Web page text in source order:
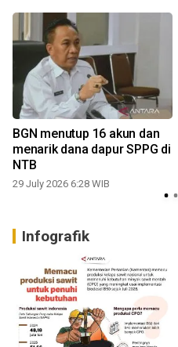
BGN menutup 16 akun dan
menarik dana dapur SPPG di
NTB
29 July 2026 6:28 WIB
Infografik